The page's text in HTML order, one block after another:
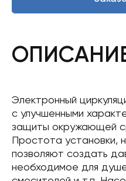
Электронный
с улучшенными
защиты окружающей
Простота установки,
позволяют создать
необходимое для